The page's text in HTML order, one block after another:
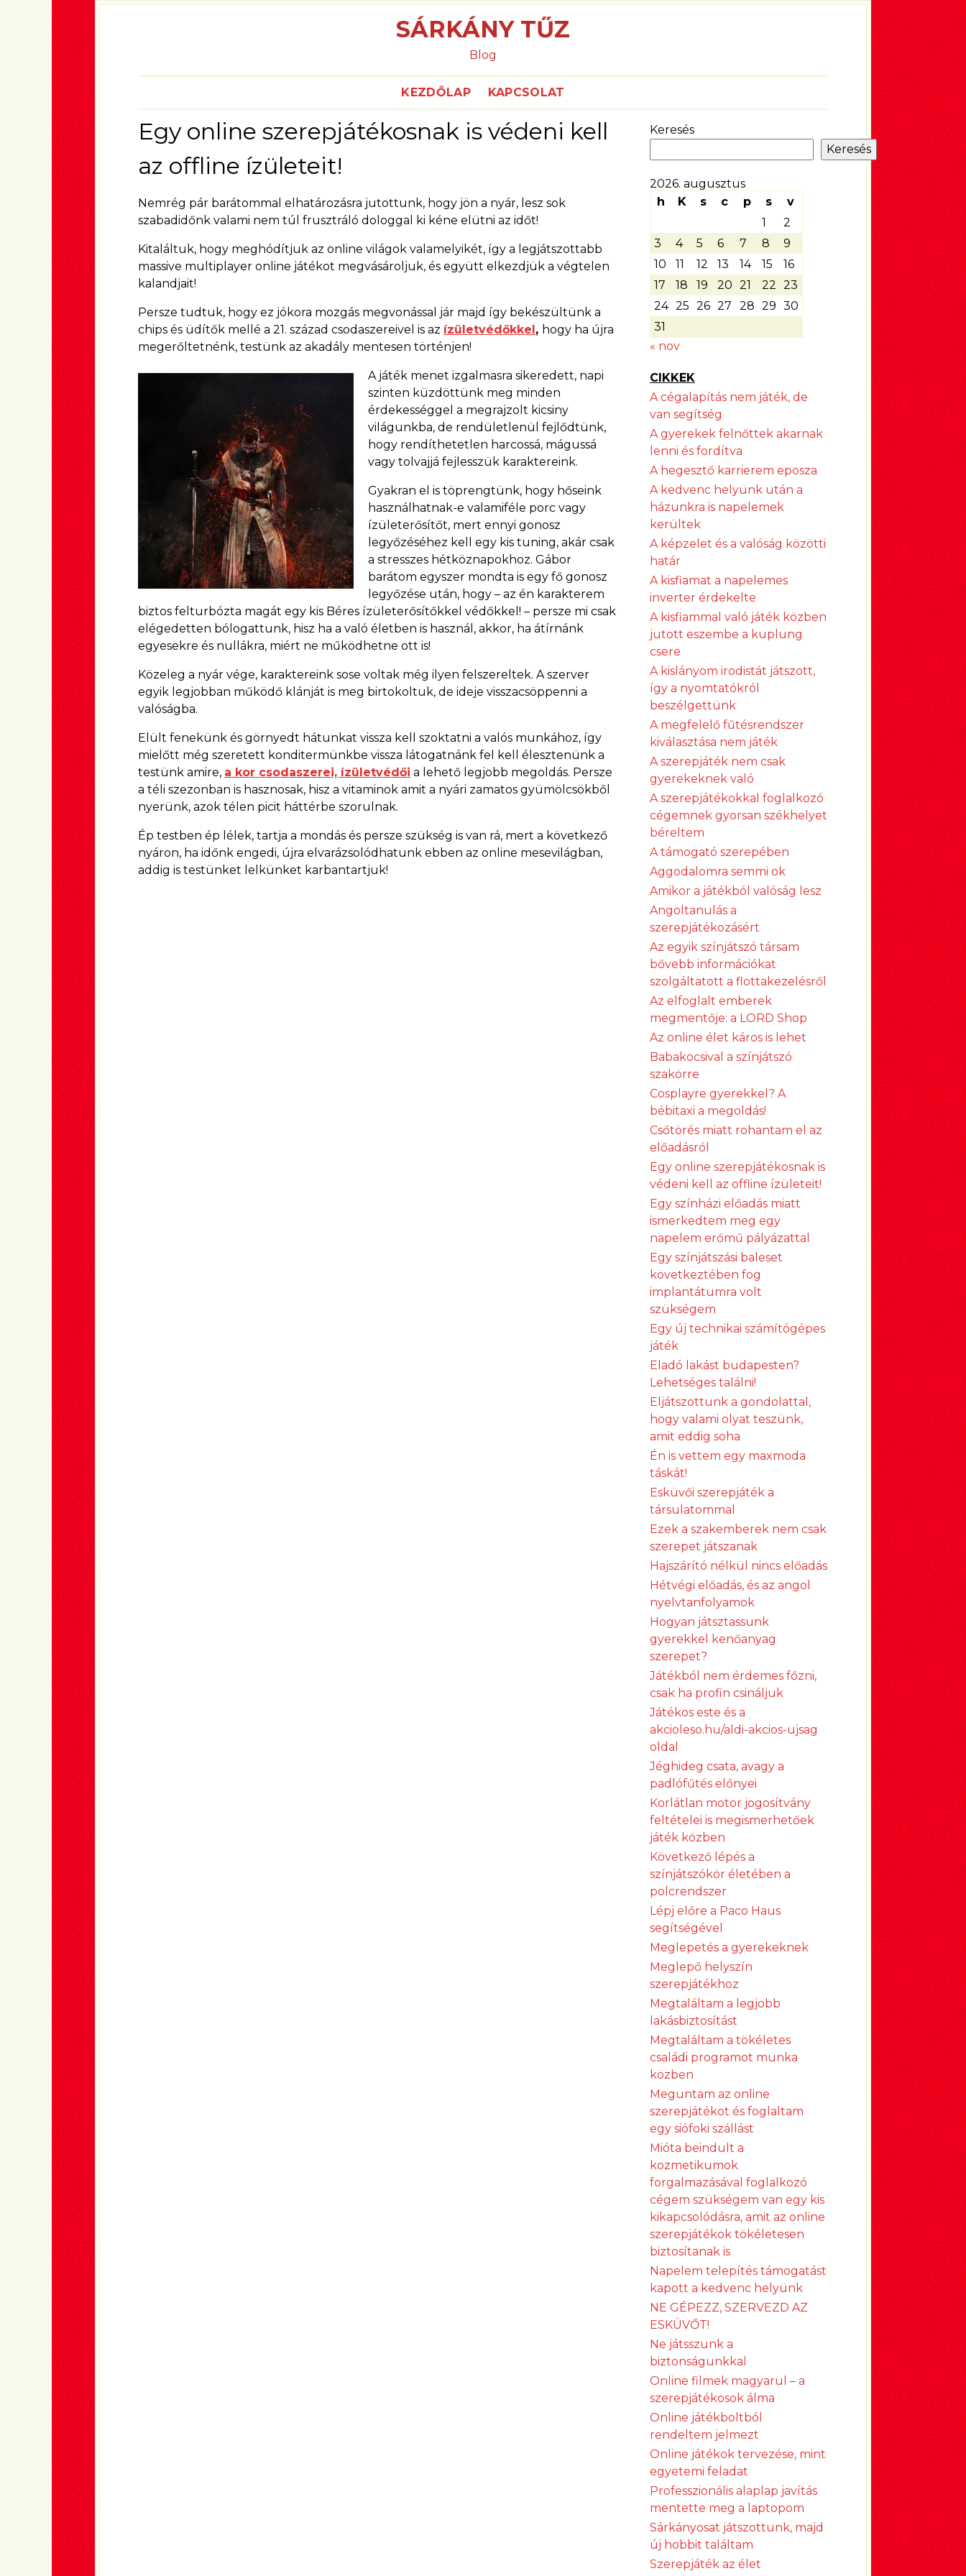
SÁRKÁNY TŰZ
Blog
KEZDŐLAP KAPCSOLAT
Egy online szerepjátékosnak is védeni kell
az offline ízületeit!
Nemrég pár barátommal elhatározásra jutottunk, hogy jön a nyár, lesz sok
szabadidőnk valami nem túl frusztráló dologgal ki kéne elütni az időt!
Kitaláltuk, hogy meghódítjuk az online világok valamelyikét, így a legjátszottabb
massive multiplayer online játékot megvásároljuk, és együtt elkezdjük a végtelen
kalandjait!
Persze tudtuk, hogy ez jókora mozgás megvonással jár majd így bekészültünk a
chips és üdítők mellé a 21. század csodaszereivel is az ízületvédőkkel, hogy ha újra
megerőltetnénk, testünk az akadály mentesen történjen!
A játék menet izgalmasra sikeredett, napi
szinten küzdöttünk meg minden
érdekességgel a megrajzolt kicsiny
világunkba, de rendületlenül fejlődtünk,
hogy rendíthetetlen harcossá, mágussá
vagy tolvajjá fejlesszük karaktereink.
Gyakran el is töprengtünk, hogy hőseink
használhatnak-e valamiféle porc vagy
ízületerősítőt, mert ennyi gonosz
legyőzéséhez kell egy kis tuning, akár csak
a stresszes hétköznapokhoz. Gábor
barátom egyszer mondta is egy fő gonosz
legyőzése után, hogy – az én karakterem
biztos felturbózta magát egy kis Béres ízületerősítőkkel védőkkel! – persze mi csak
elégedetten bólogattunk, hisz ha a való életben is használ, akkor, ha átírnánk
egyesekre és nullákra, miért ne működhetne ott is!
Közeleg a nyár vége, karaktereink sose voltak még ilyen felszereltek. A szerver
egyik legjobban működő klánját is meg birtokoltuk, de ideje visszacsöppenni a
valóságba.
Elült fenekünk és görnyedt hátunkat vissza kell szoktatni a valós munkához, így
mielőtt még szeretett konditermünkbe vissza látogatnánk fel kell élesztenünk a
testünk amire, a kor csodaszerei, ízületvédői a lehető legjobb megoldás. Persze
a téli szezonban is hasznosak, hisz a vitaminok amit a nyári zamatos gyümölcsökből
nyerünk, azok télen picit háttérbe szorulnak.
Ép testben ép lélek, tartja a mondás és persze szükség is van rá, mert a következő
nyáron, ha időnk engedi, újra elvarázsolódhatunk ebben az online mesevilágban,
addig is testünket lelkünket karbantartjuk!
Keresés
Keresés
2026. augusztus
h
K s c p s
v
1
2
3
4 5 6 7 8
9
10
11 12 13 14 15
16
17
18 19 20 21 22 23
24 25 26 27 28 29 30
31
« nov
CIKKEK
A cégalapítás nem játék, de
van segítség
A gyerekek felnőttek akarnak
lenni és fordítva
A hegesztő karrierem eposza
A kedvenc helyünk után a
házunkra is napelemek
kerültek
A képzelet és a valóság közötti
határ
A kisfiamat a napelemes
inverter érdekelte
A kisfiammal való játék közben
jutott eszembe a kuplung
csere
A kislányom irodistát játszott,
így a nyomtatókról
beszélgettünk
A megfelelő fűtésrendszer
kiválasztása nem játék
A szerepjáték nem csak
gyerekeknek való
A szerepjátékokkal foglalkozó
cégemnek gyorsan székhelyet
béreltem
A támogató szerepében
Aggodalomra semmi ok
Amikor a játékból valóság lesz
Angoltanulás a
szerepjátékozásért
Az egyik színjátszó társam
bővebb információkat
szolgáltatott a flottakezelésről
Az elfoglalt emberek
megmentője: a LORD Shop
Az online élet káros is lehet
Babakocsival a színjátszó
szakörre
Cosplayre gyerekkel? A
bébitaxi a megoldás!
Csőtörés miatt rohantam el az
előadásról
Egy online szerepjátékosnak is
védeni kell az offline ízületeit!
Egy színházi előadás miatt
ismerkedtem meg egy
napelem erőmű pályázattal
Egy színjátszási baleset
következtében fog
implantátumra volt
szükségem
Egy új technikai számítógépes
játék
Eladó lakást budapesten?
Lehetséges találni!
Eljátszottunk a gondolattal,
hogy valami olyat teszünk,
amit eddig soha
Én is vettem egy maxmoda
táskát!
Esküvői szerepjáték a
társulatommal
Ezek a szakemberek nem csak
szerepet játszanak
Hajszárító nélkül nincs előadás
Hétvégi előadás, és az angol
nyelvtanfolyamok
Hogyan játsztassunk
gyerekkel kenőanyag
szerepet?
Játékból nem érdemes főzni,
csak ha profin csináljuk
Játékos este és a
akcioleso.hu/aldi-akcios-ujsag
oldal
Jéghideg csata, avagy a
padlófűtés előnyei
Korlátlan motor jogosítvány
feltételei is megismerhetőek
játék közben
Következő lépés a
színjátszókör életében a
polcrendszer
Lépj előre a Paco Haus
segítségével
Meglepetés a gyerekeknek
Meglepő helyszín
szerepjátékhoz
Megtaláltam a legjobb
lakásbiztosítást
Megtaláltam a tökéletes
családi programot munka
közben
Meguntam az online
szerepjátékot és foglaltam
egy siófoki szállást
Mióta beindult a
kozmetikumok
forgalmazásával foglalkozó
cégem szükségem van egy kis
kikapcsolódásra, amit az online
szerepjátékok tökéletesen
biztosítanak is
Napelem telepítés támogatást
kapott a kedvenc helyünk
NE GÉPEZZ, SZERVEZD AZ
ESKÜVŐT!
Ne játsszunk a
biztonságunkkal
Online filmek magyarul – a
szerepjátékosok álma
Online játékboltból
rendeltem jelmezt
Online játékok tervezése, mint
egyetemi feladat
Professzionális alaplap javítás
mentette meg a laptopom
Sárkányosat játszottunk, majd
új hobbit találtam
Szerepjáték az élet